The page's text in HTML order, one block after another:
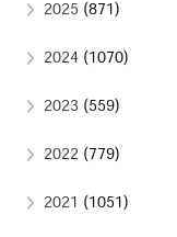
2025 (871)
2024 (1070)
2023 (559)
2022 (779)
2021 (1051)